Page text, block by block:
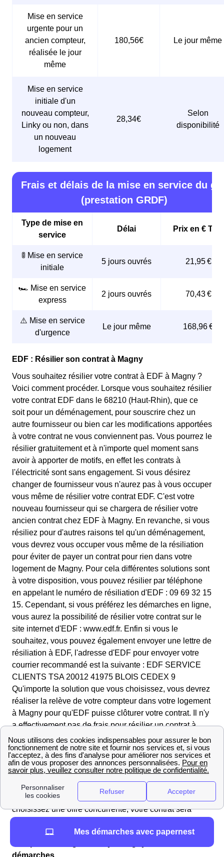
Mise en service
urgente pour un
ancien compteur,
réalisée le jour
même
180,56€ Le jour même
Mise en service
initiale d'un
nouveau compteur,
Linky ou non, dans
un nouveau
logement
28,34€
Selon
disponibilité
Frais et délais de la mise en service du
(prestation GRDF)
Type de mise en
service
Délai Prix en € TTC
🚦 Mise en service
initiale
5 jours ouvrés 21,95 €
🏎️ Mise en service
express
2 jours ouvrés 70,43 €
⚠️ Mise en service
d'urgence
Le jour même 168,96 €
EDF : Résilier son contrat à Magny
Vous souhaitez résilier votre contrat à EDF à Magny ?
Voici comment procéder. Lorsque vous souhaitez résilier
votre contrat EDF dans le 68210 (Haut-Rhin), que ce
soit pour un déménagement, pour souscrire chez un
autre fournisseur ou bien car les modifications apportées
à votre contrat ne vous conviennent pas. Vous pourrez le
résilier gratuitement et à n'importe quel moment sans
avoir à apporter de motifs, en effet les contrats à
l'électricité sont sans engagement. Si vous désirez
changer de fournisseur vous n'aurez pas à vous occuper
vous même de résilier votre contrat EDF. C'est votre
nouveau fournisseur qui se chargera de résilier votre
ancien contrat chez EDF à Magny. En revanche, si vous
résiliez pour d'autres raisons tel qu'un déménagement,
vous devrez vous occuper vous même de la résiliation
pour éviter de payer un contrat pour rien dans votre
logement de Magny. Pour cela différentes solutions sont
à votre disposition, vous pouvez résilier par téléphone
en appelant le numéro de résiliation d'EDF : 09 69 32 15
15. Cependant, si vous préférez les démarches en ligne,
vous aurez la possibilité de résilier votre contrat sur le
site internet d'EDF : www.edf.fr. Enfin si vous le
souhaitez, vous pouvez également envoyer une lettre de
résiliation à EDF, l'adresse d'EDF pour envoyer votre
courrier recommandé est la suivante : EDF SERVICE
CLIENTS TSA 20012 41975 BLOIS CEDEX 9
Qu'importe la solution que vous choisissez, vous devrez
réaliser la relève de votre compteur dans votre logement
à Magny pour qu'EDF puisse clôturer votre contrat. Il n'y
a effectivement pas de frais pour résilier un contrat à
l'électricité d'EDF, vous n'aurez qu'à régler une facture
de régularisation, ce qui est tout à fait normal lors de la
fermeture d'un contrat d'électricité dans le 68210 et dans
toute la France. Mais quand est-ce que vous devez
résilier ce contrat ? C'est vous qui choisissez, lorsque
vous changez de fournisseur ou que vous déménagez et
choisissez une offre concurrente, votre contrat sera
Mes démarches avec papernest